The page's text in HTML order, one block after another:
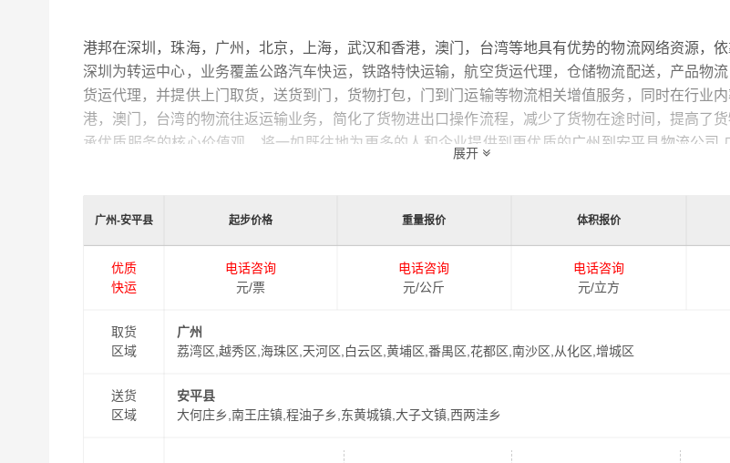
港邦在深圳，珠海，广州，北京，上海，武汉和香港，澳门，台湾等地具有优势的物流网络资源，依
深圳为转运中心，业务覆盖公路汽车快运，铁路特快运输，航空货运代理，仓储物流配送，产品物
货运代理，并提供上门取货，送货到门，货物打包，门到门运输等物流相关增值服务，同时在行业
港，澳门，台湾的物流往返运输业务，简化了货物进出口操作流程，减少了货物在途时间，提高了
承优质服务的核心价值观，将一如既往地为更多的人和企业提供到更优质的广州到安平县物流公司,
展开
广州-安平县 起步价格 重量报价 体积报价
优质
快运
电话咨询
元/票
电话咨询
元/公斤
电话咨询
元/立方
取货
区域
广州
荔湾区,越秀区,海珠区,天河区,白云区,黄埔区,番禺区,花都区,南沙区,从化区,增城区
送货
区域
安平县
大何庄乡,南王庄镇,程油子乡,东黄城镇,大子文镇,西两洼乡